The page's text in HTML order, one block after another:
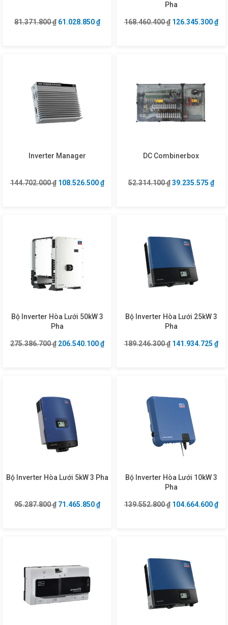
81.371.800₫ Giá gốc là: 81.371.800 ₫.
61.028.850₫Giá hiện tại là: 61.028.850 ₫.
Pha
168.460.400₫ Giá gốc là:
126.345.300₫
Inverter Manager
144.702.000₫ Giá gốc là: 144.702.000 ₫.
108.526.500₫Giá hiện tại là: 108.526.500 ₫.
DC Combinerbox
52.314.100₫ Giá gốc là:
39.235.575 ₫Giá
Bộ Inverter Hòa Lưới 50kW 3
Pha
275.386.700₫ Giá gốc là: 275.386.700 ₫.
206.540.100₫Giá hiện tại là: 206.540.100 ₫.
Bộ Inverter Hòa Lưới 25kW 3
Pha
189.246.300₫ Giá gốc là:
141.934.725 ₫
Bộ Inverter Hòa Lưới 5kW 3 Pha
95.287.800₫ Giá gốc là: 95.287.800 ₫.
71.465.850₫Giá hiện tại là: 71.465.850 ₫.
Bộ Inverter Hòa Lưới 10kW 3
Pha
139.552.800₫ Giá gốc là:
104.664.600₫